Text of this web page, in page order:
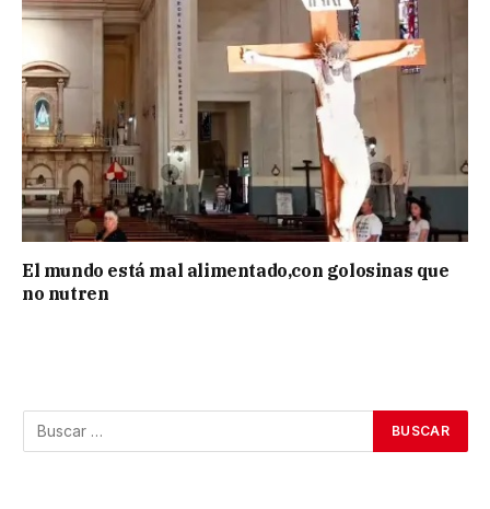
El mundo está mal alimentado,con golosinas que
no nutren